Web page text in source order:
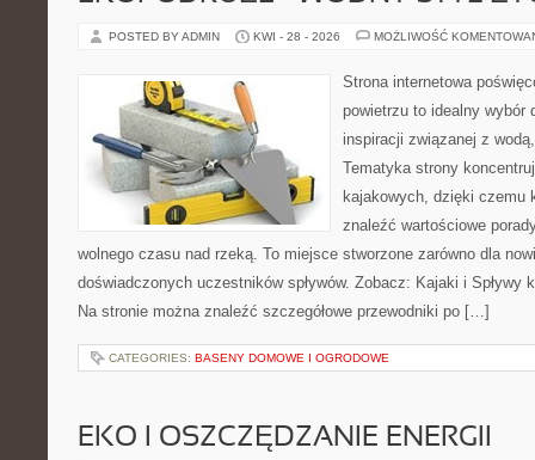
POSTED BY ADMIN KWI - 28 - 2026 MOŻLIWOŚĆ
Strona internetowa
powietrzu to idealny wybór
inspiracji związanej z
Tematyka strony
kajakowych, dzięki czemu
znaleźć wartościowe
wolnego czasu nad rzeką. To miejsce stworzone zarówno dla
doświadczonych uczestników spływów. Zobacz: Kajaki i Spływy
Na stronie można znaleźć szczegółowe przewodniki po […]
CATEGORIES: BASENY DOMOWE I OGRODOWE
EKO I OSZCZĘDZANIE ENERGII